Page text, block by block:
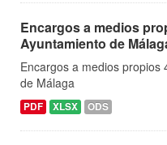
Encargos a medios
Ayuntamiento de
Encargos a medios propios
de Málaga
PDF XLSX ODS